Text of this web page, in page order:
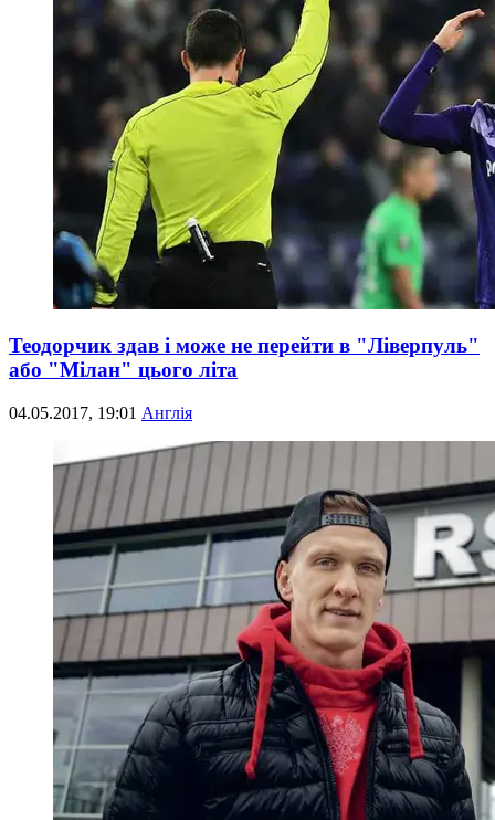
Теодорчик здав і може не перейти в "Ліверпуль"
або "Мілан" цього літа
04.05.2017, 19:01 Англія